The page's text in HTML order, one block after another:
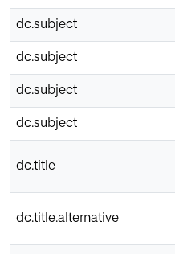
dc.subject
dc.subject
dc.subject
dc.subject
dc.title
dc.title.alternative